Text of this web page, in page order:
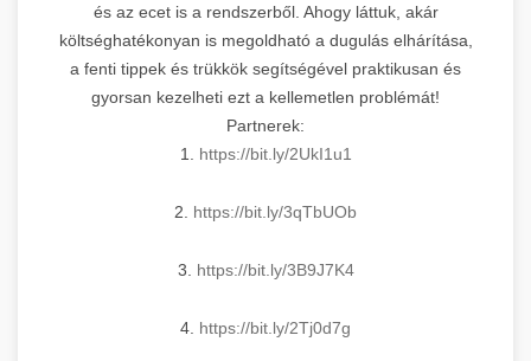
és az ecet is a rendszerből. Ahogy láttuk, akár
költséghatékonyan is megoldható a dugulás elhárítása,
a fenti tippek és trükkök segítségével praktikusan és
gyorsan kezelheti ezt a kellemetlen problémát!
Partnerek:
1. https://bit.ly/2UkI1u1
2. https://bit.ly/3qTbUOb
3. https://bit.ly/3B9J7K4
4. https://bit.ly/2Tj0d7g